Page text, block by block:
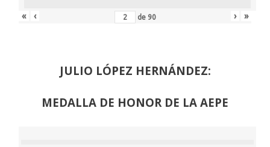
« ‹ de 90 › »
JULIO LÓPEZ HERNÁNDEZ:
MEDALLA DE HONOR DE LA AEPE